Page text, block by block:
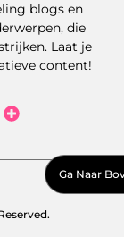
Ga Naar
blogs en
die
Laat je
content!